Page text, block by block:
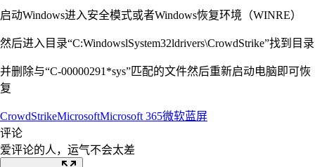
启动Windows进入安全模式或者Windows恢复环境（WINRE）
然后进入目录“C:WindowslSystem32ldrivers\CrowdStrike”找到目录
并删除与“C-00000291*sys”匹配的文件然后重新启动电脑即可恢
复
CrowdStrikeMicrosoftMicrosoft 365微软蓝屏
评论
爱评论的人，运气不会太差